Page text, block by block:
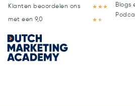
Klanten beoordelen ons
met een 9,0
★ ★★
★ ★
Blogs